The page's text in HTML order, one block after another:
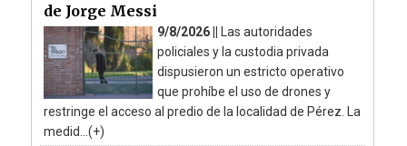
de Jorge Messi
9/8/2026 ||
Las autoridades
policiales y la custodia privada
dispusieron un estricto operativo
que prohíbe el uso de drones y
restringe el acceso al predio de la localidad de Pérez. La
medid...(+)